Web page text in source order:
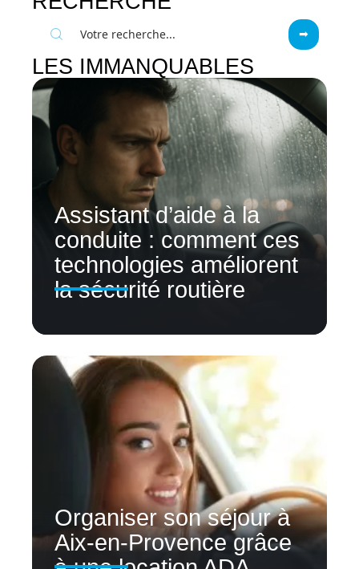
LES IMMANQUABLES
Assistant d’aide à la
conduite : comment ces
technologies améliorent
la sécurité routière
Organiser son séjour à
Aix-en-Provence grâce